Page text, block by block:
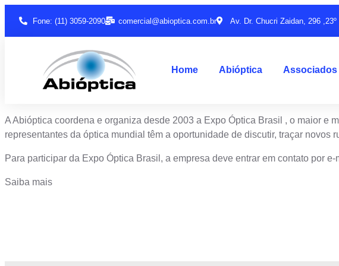
Fone: (11) 3059-2090 comercial@abioptica.com.br Av. Dr. Chucri Zaidan, 296
Home Abióptica Associados
A Abióptica coordena e organiza desde 2003 a Expo Óptica Brasil , o maior e
representantes da óptica mundial têm a oportunidade de discutir, traçar
Para participar da Expo Óptica Brasil, a empresa deve entrar em contato por e-
Saiba mais